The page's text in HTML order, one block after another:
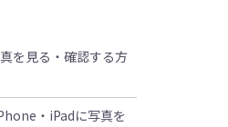
を見る・確認する方
・iPadに写真を